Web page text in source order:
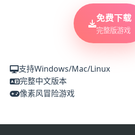
免费下载
完整版游戏
支持Windows/Mac/Linux
完整中文版本
像素风冒险游戏